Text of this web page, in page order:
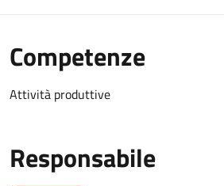
Competenze
Attività produttive
Responsabile